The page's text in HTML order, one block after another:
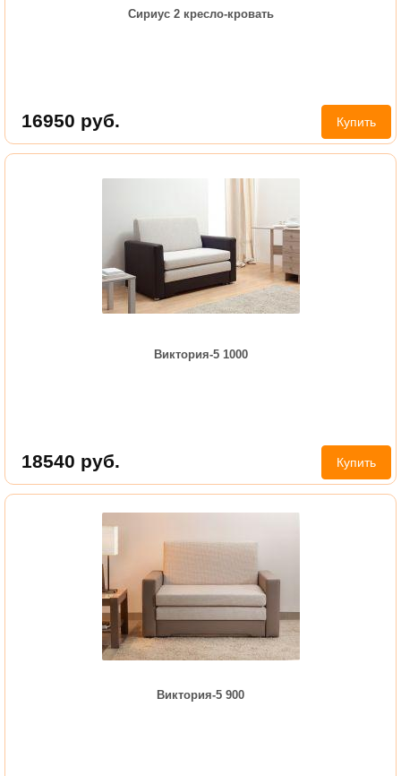
Сириус 2 кресло-кровать
16950 руб. Купить
Виктория-5 1000
18540 руб. Купить
Виктория-5 900